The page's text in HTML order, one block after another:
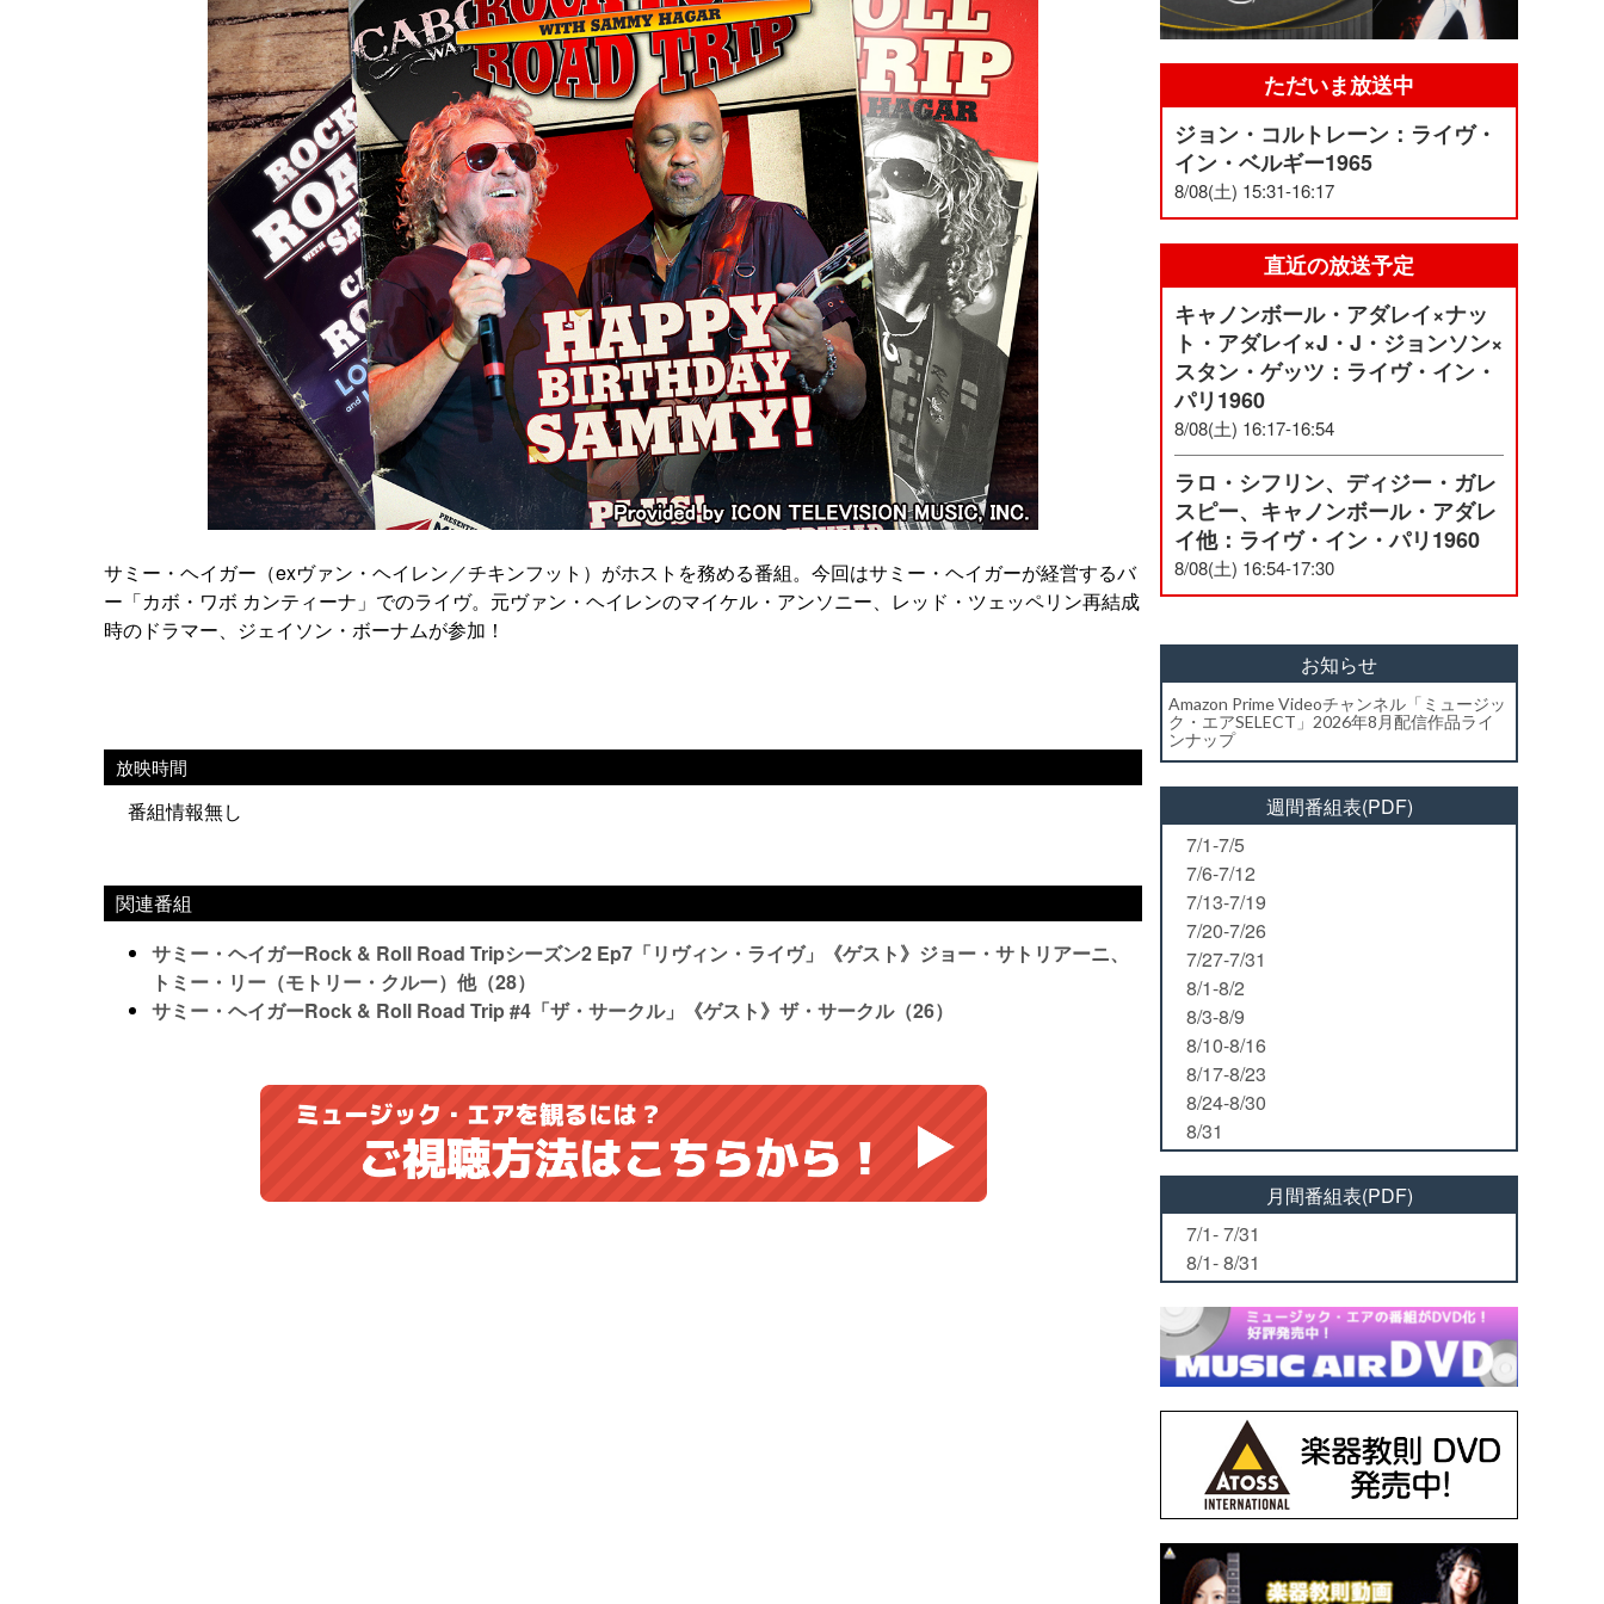
サミー・ヘイガー（exヴァン・ヘイレン／チキンフット）がホストを務める番組。今回はサミー・ヘイガーが経営するバ
ー「カボ・ワボ カンティーナ」でのライヴ。元ヴァン・ヘイレンのマイケル・アンソニー、レッド・ツェッペリン再結成
時のドラマー、ジェイソン・ボーナムが参加！
放映時間
番組情報無し
関連番組
サミー・ヘイガーRock & Roll Road Tripシーズン2 Ep7「リヴィン・ライヴ」《ゲスト》ジョー・サトリアーニ、
トミー・リー（モトリー・クルー）他（28）
サミー・ヘイガーRock & Roll Road Trip #4「ザ・サークル」《ゲスト》ザ・サークル（26）
ただいま放送中
ジョン・コルトレーン：ライヴ・
イン・ベルギー1965
8/08(土) 15:31-16:17
直近の放送予定
キャノンボール・アダレイ×ナッ
ト・アダレイ×J・J・ジョンソン×
スタン・ゲッツ：ライヴ・イン・
パリ1960
8/08(土) 16:17-16:54
ラロ・シフリン、ディジー・ガレ
スピー、キャノンボール・アダレ
イ他：ライヴ・イン・パリ1960
8/08(土) 16:54-17:30
お知らせ
Amazon Prime Videoチャンネル「ミュージッ
ク・エアSELECT」2026年8月配信作品ライ
ンナップ
週間番組表(PDF)
7/1-7/5
7/6-7/12
7/13-7/19
7/20-7/26
7/27-7/31
8/1-8/2
8/3-8/9
8/10-8/16
8/17-8/23
8/24-8/30
8/31
月間番組表(PDF)
7/1- 7/31
8/1- 8/31